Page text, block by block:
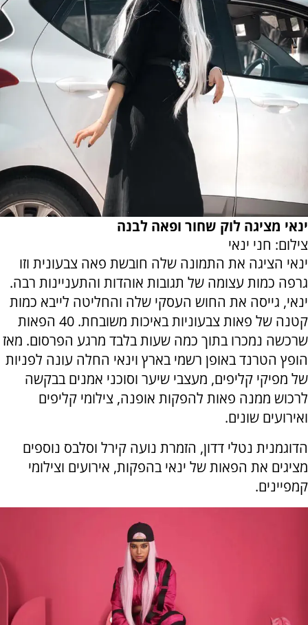
ינאי מציגה לוק שחור ופאה לבנה
צילום: חני ינאי
ינאי הציגה את התמונה שלה חובשת פאה צבעונית וזו
גרפה כמות עצומה של תגובות אוהדות והתעניינות רבה.
ינאי, גייסה את החוש העסקי שלה והחליטה לייבא כמות
קטנה של פאות צבעוניות באיכות משובחת. 40 הפאות
שרכשה נמכרו בתוך כמה שעות בלבד מרגע הפרסום. מאז
הופץ הטרנד באופן רשמי בארץ וינאי החלה עונה לפניות
של מפיקי קליפים, מעצבי שיער וסוכני אמנים בבקשה
לרכוש ממנה פאות להפקות אופנה, צילומי קליפים
ואירועים שונים.
הדוגמנית נטלי דדון, הזמרת נועה קירל וסלבס נוספים
מציגים את הפאות של ינאי בהפקות, אירועים וצילומי
קמפיינים.